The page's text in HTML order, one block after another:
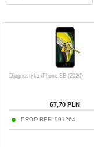
Diagnostyka iPhone SE (2020)
67,70 PLN
PROD REF: 991264